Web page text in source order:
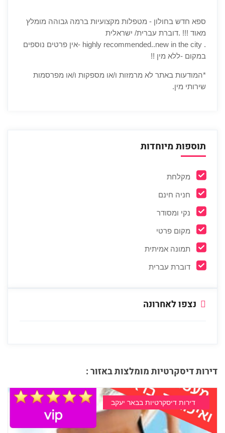
ספא חדש בחולון - מטפלות מקצועיות ברמה גבוהה מומלץ
מאוד !!! .דוברת עברית/ ישראלית
. highly recommended..new in the city -אין פרטים נוספים
במקום -ללא מין !!
*המודעות באתר לא מרמזות ו/או מספקות ו/או מפרסמות
שירותי מין.
תוספות מיוחדות
מקלחת
חניה חינם
נקי ומסודר
מקום פרטי
תמונה אמיתית
דוברת עברית
נצפו לאחרונה
דירות דיסקרטיות מומלצות באזור :
דירות דיסקרטיות בבאר יעקב